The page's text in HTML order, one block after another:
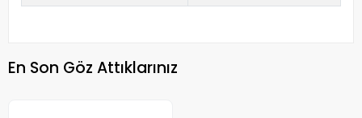
En Son Göz Attıklarınız